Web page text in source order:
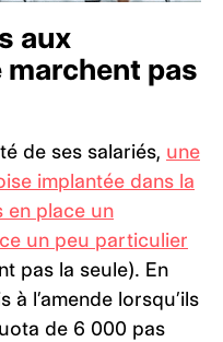
aux
pas
de ses salariés, une
implantée dans la
en place un
un peu particulier
pas la seule). En
à l’amende lorsqu’ils
de 6 000 pas